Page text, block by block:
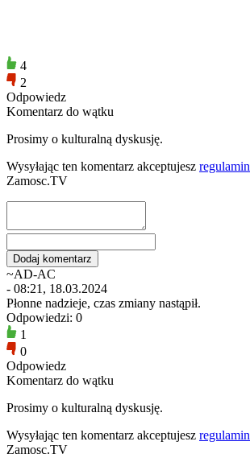
4
2
Odpowiedz
Komentarz do wątku
Prosimy o kulturalną dyskusję.
Wysyłając ten komentarz akceptujesz regulamin
Zamosc.TV
~AD-AC
- 08:21, 18.03.2024
Płonne nadzieje, czas zmiany nastąpił.
Odpowiedzi: 0
1
0
Odpowiedz
Komentarz do wątku
Prosimy o kulturalną dyskusję.
Wysyłając ten komentarz akceptujesz regulamin
Zamosc.TV